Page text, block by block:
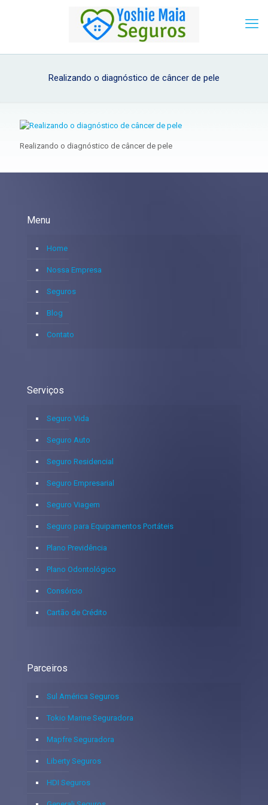
Realizando o diagnóstico de câncer de pele
Realizando o diagnóstico de câncer de pele
Menu
Home
Nossa Empresa
Seguros
Blog
Contato
Serviços
Seguro Vida
Seguro Auto
Seguro Residencial
Seguro Empresarial
Seguro Viagem
Seguro para Equipamentos Portáteis
Plano Previdência
Plano Odontológico
Consórcio
Cartão de Crédito
Parceiros
Sul América Seguros
Tokio Marine Seguradora
Mapfre Seguradora
Liberty Seguros
HDI Seguros